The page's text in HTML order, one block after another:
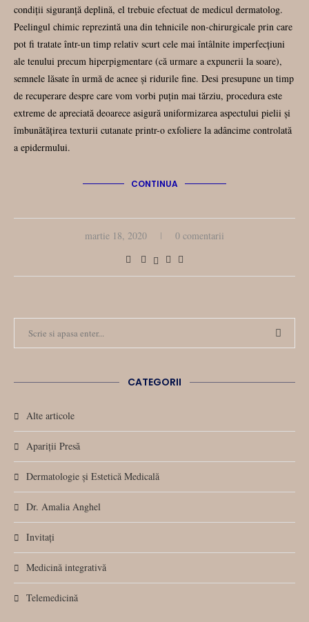
condiții siguranță deplină, el trebuie efectuat de medicul dermatolog.
Peelingul chimic reprezintă una din tehnicile non-chirurgicale prin care
pot fi tratate într-un timp relativ scurt cele mai întâlnite imperfecţiuni
ale tenului precum hiperpigmentare (că urmare a expunerii la soare),
semnele lăsate în urmă de acnee şi ridurile fine. Desi presupune un timp
de recuperare despre care vom vorbi puțin mai tărziu, procedura este
extreme de apreciată deoarece asigură uniformizarea aspectului pielii şi
îmbunătăţirea texturii cutanate printr-o exfoliere la adâncime controlată
a epidermului.
CONTINUA
martie 18, 2020 0 comentarii
CATEGORII
Alte articole
Apariții Presă
Dermatologie și Estetică Medicală
Dr. Amalia Anghel
Invitați
Medicină integrativă
Telemedicină